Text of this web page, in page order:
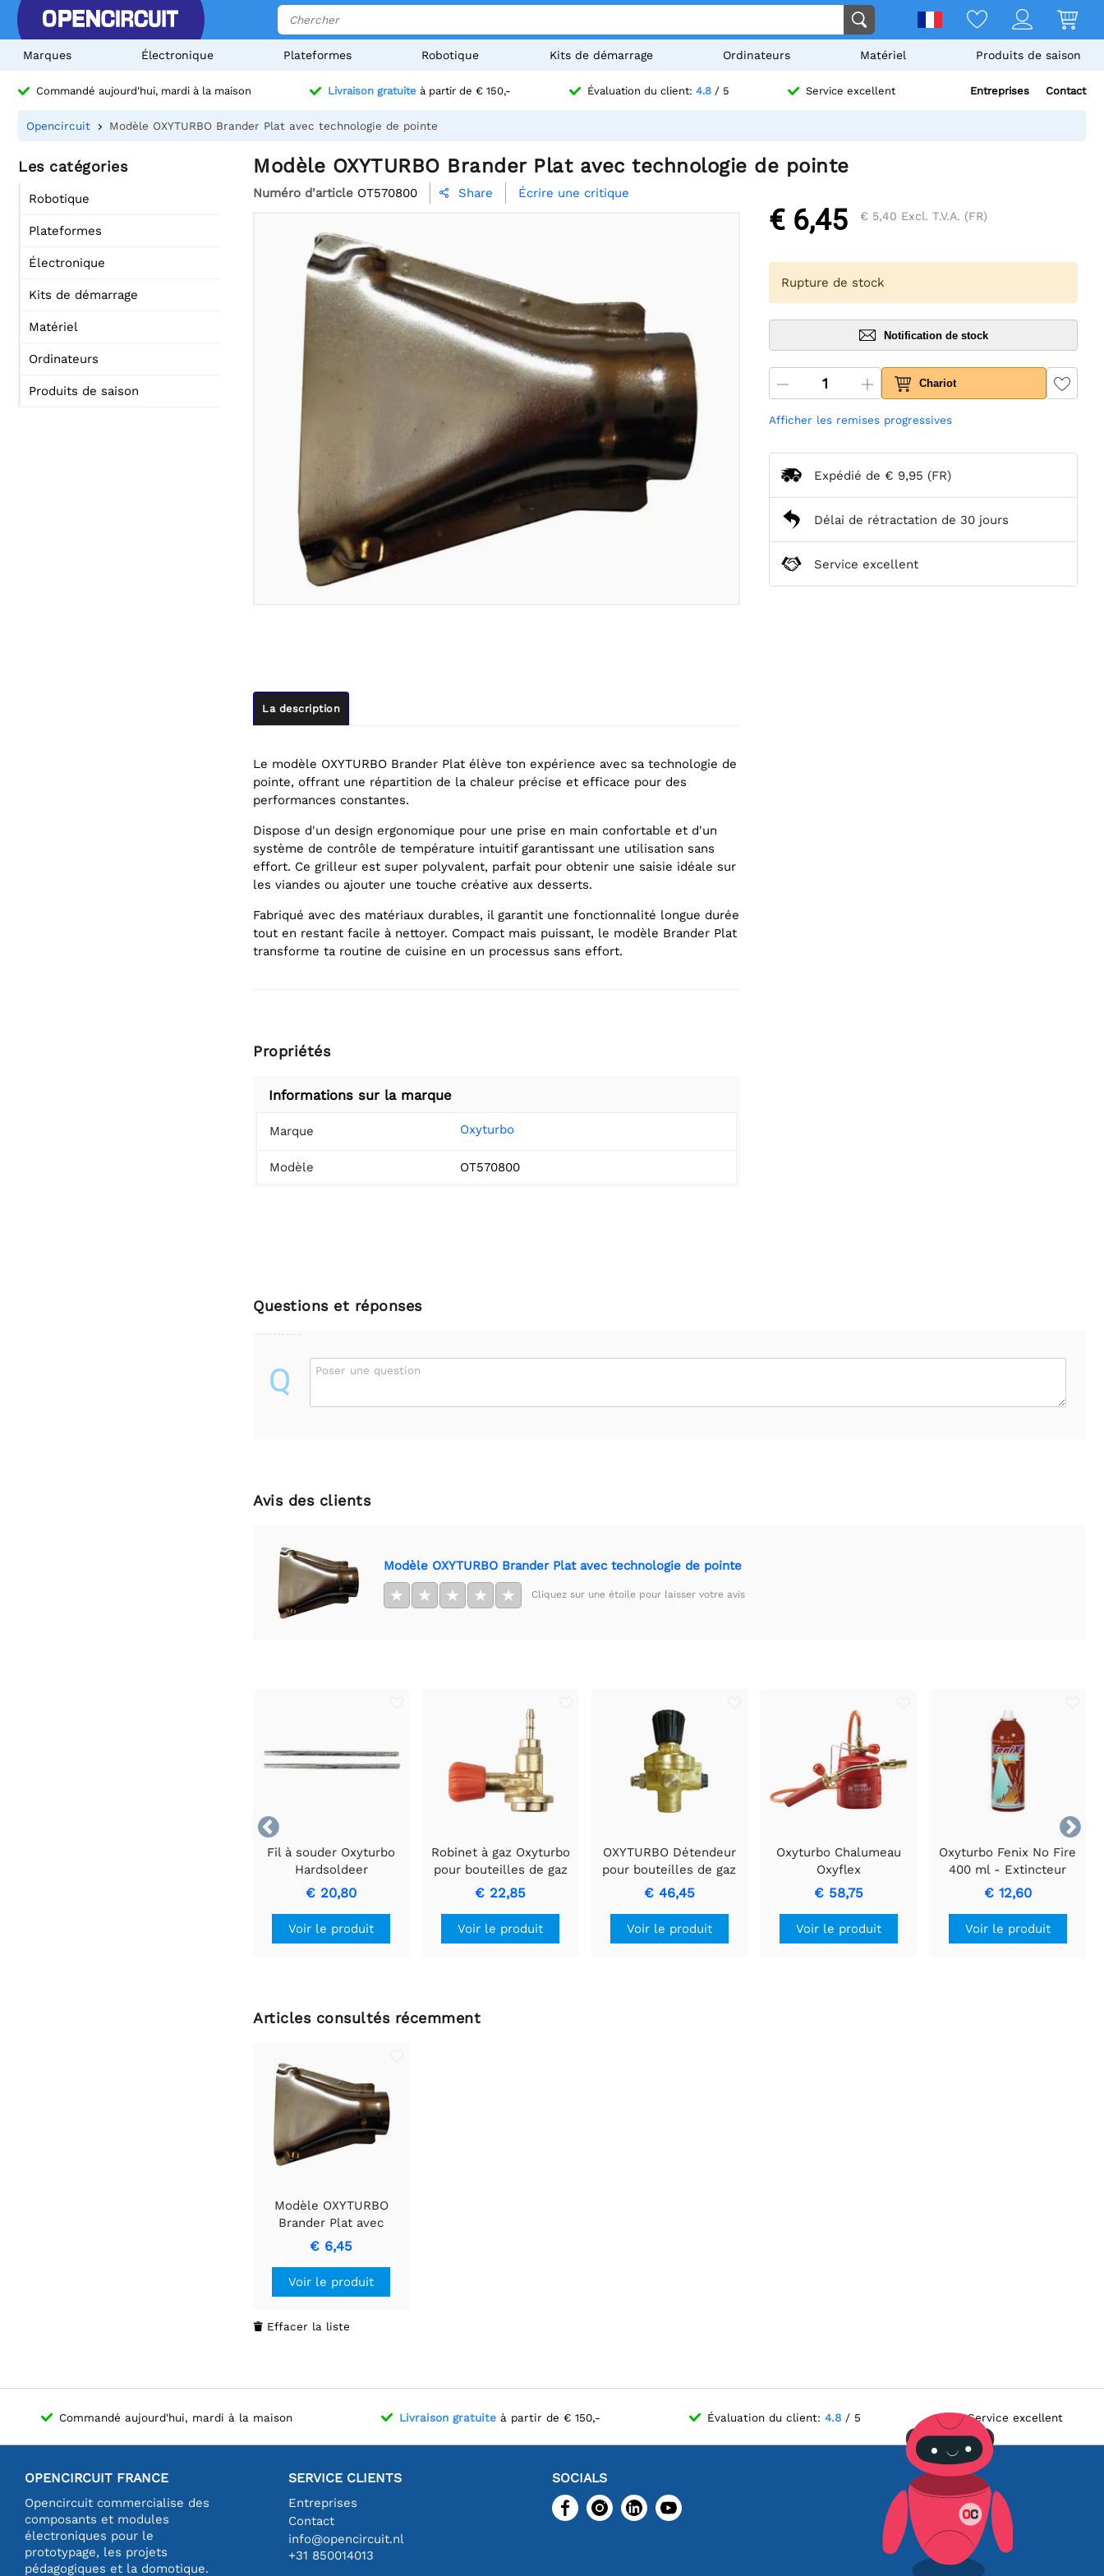
Marques Électronique Plateformes Robotique Kits de démarrage Ordinateurs Matériel Produits de saison
Commandé aujourd'hui, mardi à la maison Livraison gratuite à partir de € 150,- Évaluation du client: 4.8 / 5 Service excellent Entreprises Contact
Opencircuit Modèle OXYTURBO Brander Plat avec technologie de pointe
Les catégories
Robotique
Plateformes
Électronique
Kits de démarrage
Matériel
Ordinateurs
Produits de saison
Modèle OXYTURBO Brander Plat avec technologie de pointe
Numéro d'article OT570800  Share Écrire une critique
La description
Le modèle OXYTURBO Brander Plat élève ton expérience avec sa technologie de
pointe, offrant une répartition de la chaleur précise et efficace pour des
performances constantes.
Dispose d'un design ergonomique pour une prise en main confortable et d'un
système de contrôle de température intuitif garantissant une utilisation sans
effort. Ce grilleur est super polyvalent, parfait pour obtenir une saisie idéale sur
les viandes ou ajouter une touche créative aux desserts.
Fabriqué avec des matériaux durables, il garantit une fonctionnalité longue durée
tout en restant facile à nettoyer. Compact mais puissant, le modèle Brander Plat
transforme ta routine de cuisine en un processus sans effort.
Propriétés
Informations sur la marque
Marque Oxyturbo
Modèle OT570800
€ 6,45 € 5,40 Excl. T.V.A. (FR)
Rupture de stock
Notification de stock
Chariot
Afficher les remises progressives
Expédié de € 9,95 (FR)
Délai de rétractation de 30 jours
Service excellent
Questions et réponses
Q Poser une question
Avis des clients
Modèle OXYTURBO Brander Plat avec technologie de pointe
★ ★ ★ ★ ★ Cliquez sur une étoile pour laisser votre avis


Fil à souder Oxyturbo
Hardsoldeer
€ 20,80
Voir le produit
Robinet à gaz Oxyturbo
pour bouteilles de gaz
jetables
€ 22,85
Voir le produit
OXYTURBO Détendeur
pour bouteilles de gaz
Mignon
€ 46,45
Voir le produit
Oxyturbo Chalumeau
Oxyflex
€ 58,75
Voir le produit
Oxyturbo Fenix No Fire
400 ml - Extincteur
Compact
€ 12,60
Voir le produit
Articles consultés récemment
Modèle OXYTURBO
Brander Plat avec
technologie de pointe
€ 6,45
Voir le produit
 Effacer la liste
Commandé aujourd'hui, mardi à la maison Livraison gratuite à partir de € 150,- Évaluation du client: 4.8 / 5 Service excellent
OPENCIRCUIT FRANCE
Opencircuit commercialise des
composants et modules
électroniques pour le
prototypage, les projets
pédagogiques et la domotique.
SERVICE CLIENTS
Entreprises
Contact
info@opencircuit.nl
+31 850014013
SOCIALS